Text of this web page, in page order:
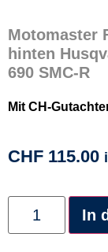
Motomaster
hinten
690 SMC-R
Mit CH-
CHF 115.00
In